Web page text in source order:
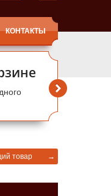
КОНТАКТЫ
товар →